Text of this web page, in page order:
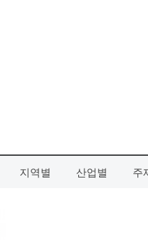
지역별 산업별 주